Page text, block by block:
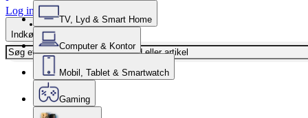
Log ind
Indkøbskurv
TV, Lyd & Smart Home
Computer & Kontor
Mobil, Tablet & Smartwatch
Gaming